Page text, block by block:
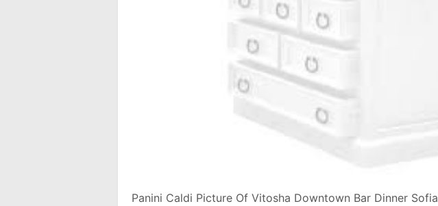
Panini Caldi Picture Of Vitosha Downtown Bar Dinner Sofia